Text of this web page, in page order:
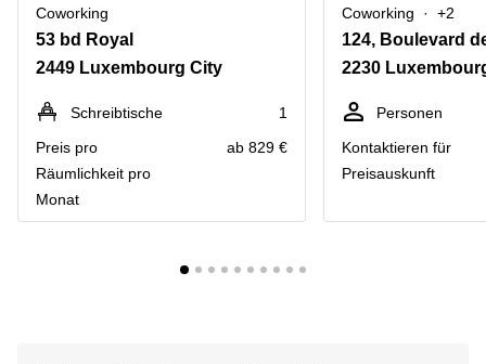
Coworking
53 bd Royal
2449 Luxembourg City
Schreibtische
1
Preis pro
Räumlichkeit pro
Monat
ab 829 €
Coworking +2
124, Boulevard
2230
Personen
Kontaktieren für
Preisauskunft